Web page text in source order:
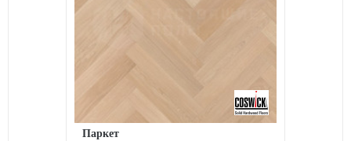
Паркет